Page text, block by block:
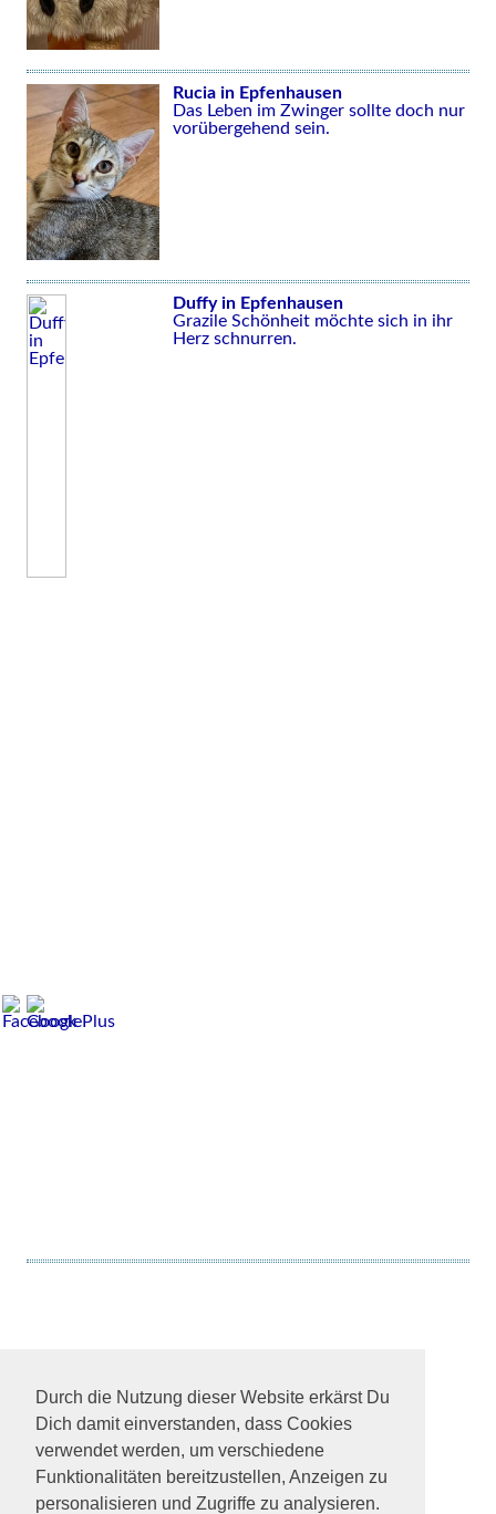
Durch die Nutzung dieser Website erkärst Du
Dich damit einverstanden, dass Cookies
verwendet werden, um verschiedene
Funktionalitäten bereitzustellen, Anzeigen zu
personalisieren und Zugriffe zu analysieren.
Rucia in Epfenhausen
Das Leben im Zwinger sollte doch nur
vorübergehend sein.
Duffy in Epfenhausen
Grazile Schönheit möchte sich in ihr
Herz schnurren.
© Tierhilfe Verbindet e.V.
Spendenkonto: Kreissparkasse MSEBE
IBAN: DE54702501500017123845
BIC: BYLADEM1KMS
facebook